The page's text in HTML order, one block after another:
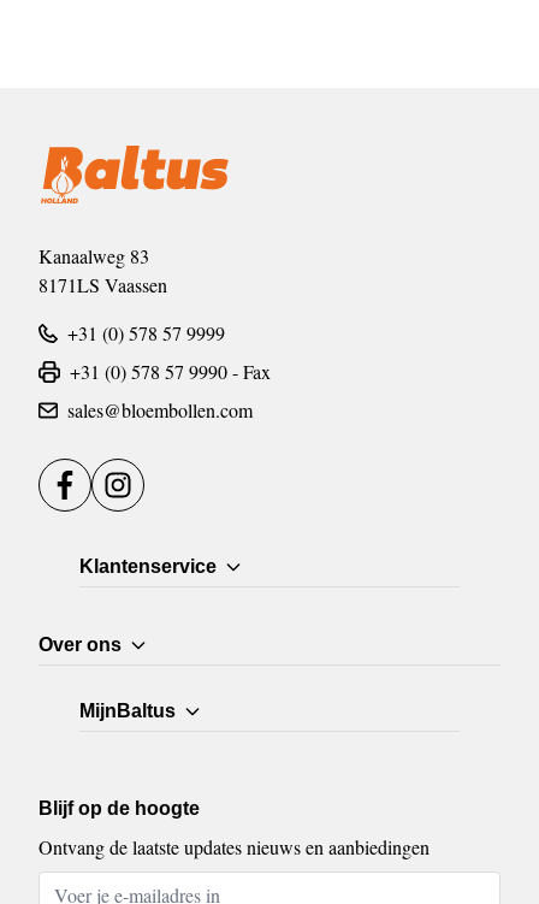
Kanaalweg 83
8171LS Vaassen
+31 (0) 578 57 9999
+31 (0) 578 57 9990 - Fax
sales@bloembollen.com
FacebookInstagram
Klantenservice
Over ons
MijnBaltus
Blijf op de hoogte
Ontvang de laatste updates nieuws en aanbiedingen
E-mailadres